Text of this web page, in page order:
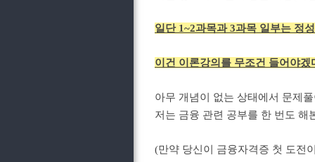
일단 1~2과목과 3과목 일부는 정
이건 이론강의를 무조건 들어야겠
아무 개념이 없는 상태에서 문제
저는 금융 관련 공부를 한 번도 해
(만약 당신이 금융자격증 첫 도전